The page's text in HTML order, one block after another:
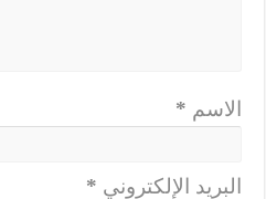
الاسم *
البريد الإلكتروني *